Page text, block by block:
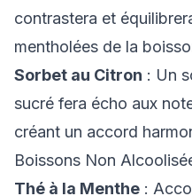
contrastera et
mentholées de la
Sorbet au Citron : Un
sucré fera écho aux
créant un accord
Boissons Non
Thé à la Menthe :